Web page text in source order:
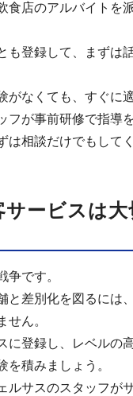
食店のアルバイトを
も登録して、まずは
がなくても、すぐに
フが事前研修で指導
は相談だけでもして
サービスは
争です。
と差別化を図るには
せん。
に登録し、レベルの
を積みましょう。
ルサスのスタッフが